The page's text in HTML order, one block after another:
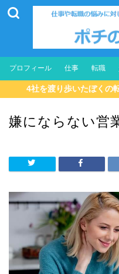
プロフィール 仕事 転職
4社を渡り歩いたぼくの
嫌にならない営